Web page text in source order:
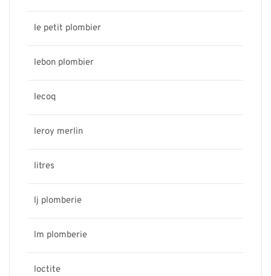
le petit plombier
lebon plombier
lecoq
leroy merlin
litres
lj plomberie
lm plomberie
loctite